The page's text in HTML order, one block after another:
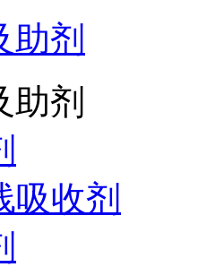
助剂
助剂
吸收剂